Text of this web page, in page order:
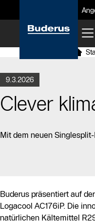
9.3.2026
Clever
Mit dem neuen
Buderus präsentiert auf
Logacool AC176iP. Die
natürlichen Kältemittel